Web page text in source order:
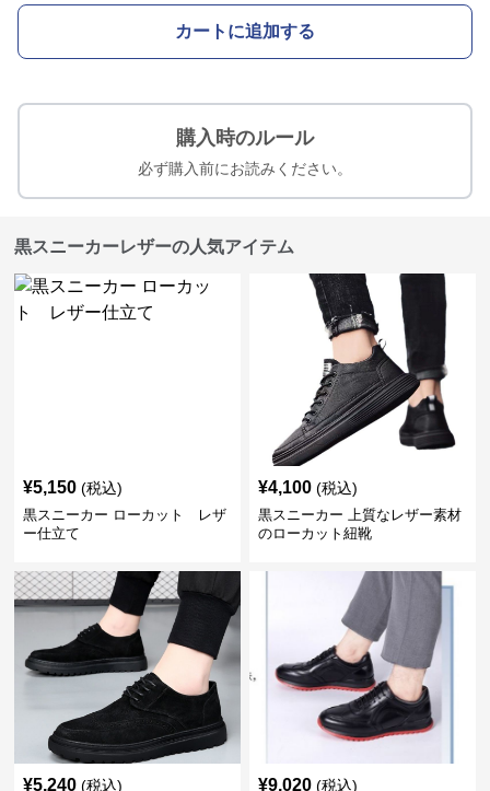
カートに追加する
購入時のルール
必ず購入前にお読みください。
黒スニーカーレザーの人気アイテム
¥5,150 (税込)
黒スニーカー ローカット レザ
ー仕立て
¥4,100 (税込)
黒スニーカー 上質なレザー素材
のローカット紐靴
¥5,240 (税込) ¥9,020 (税込)